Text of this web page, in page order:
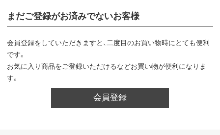
まだご登録がお済みでないお客様
会員登録をしていただきますと、二度目のお買い物時にとても便利
です。
お気に入り商品をご登録いただけるなどお買い物が便利になりま
す。
会員登録